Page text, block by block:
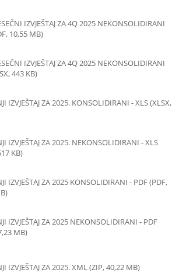
IZVJEŠTAJ ZA 4Q 2025 NEKONSOLIDIRANI
10,55 MB)
IZVJEŠTAJ ZA 4Q 2025 NEKONSOLIDIRANI
443 KB)
IZVJEŠTAJ ZA 2025. KONSOLIDIRANI - XLS (XLSX,
IZVJEŠTAJ ZA 2025. NEKONSOLIDIRANI - XLS
KB)
IZVJEŠTAJ ZA 2025 KONSOLIDIRANI - PDF (PDF,
IZVJEŠTAJ ZA 2025 NEKONSOLIDIRANI - PDF
MB)
IZVJEŠTAJ ZA 2025. XML (ZIP, 40,22 MB)